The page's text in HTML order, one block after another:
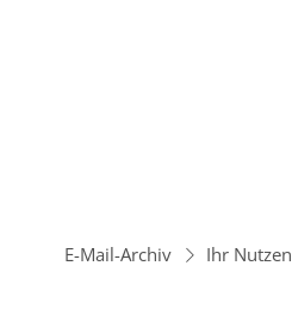
E-Mail-Archiv Ihr Nutzen